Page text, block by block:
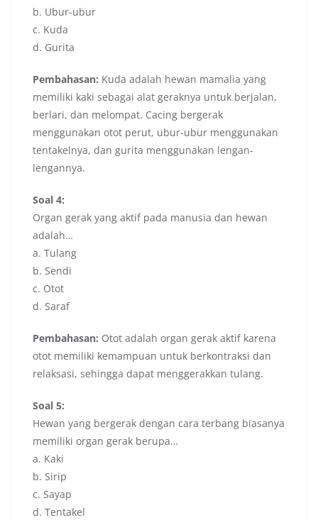
b. Ubur-ubur
c. Kuda
d. Gurita
Pembahasan: Kuda adalah hewan mamalia yang
memiliki kaki sebagai alat geraknya untuk berjalan,
berlari, dan melompat. Cacing bergerak
menggunakan otot perut, ubur-ubur menggunakan
tentakelnya, dan gurita menggunakan lengan-
lengannya.
Soal 4:
Organ gerak yang aktif pada manusia dan hewan
adalah…
a. Tulang
b. Sendi
c. Otot
d. Saraf
Pembahasan: Otot adalah organ gerak aktif karena
otot memiliki kemampuan untuk berkontraksi dan
relaksasi, sehingga dapat menggerakkan tulang.
Soal 5:
Hewan yang bergerak dengan cara terbang biasanya
memiliki organ gerak berupa…
a. Kaki
b. Sirip
c. Sayap
d. Tentakel